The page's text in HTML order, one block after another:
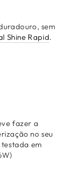
sem
Shine Rapid.
fazer a
no seu
em